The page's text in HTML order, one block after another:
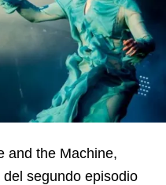
and the Machine,
segundo episodio